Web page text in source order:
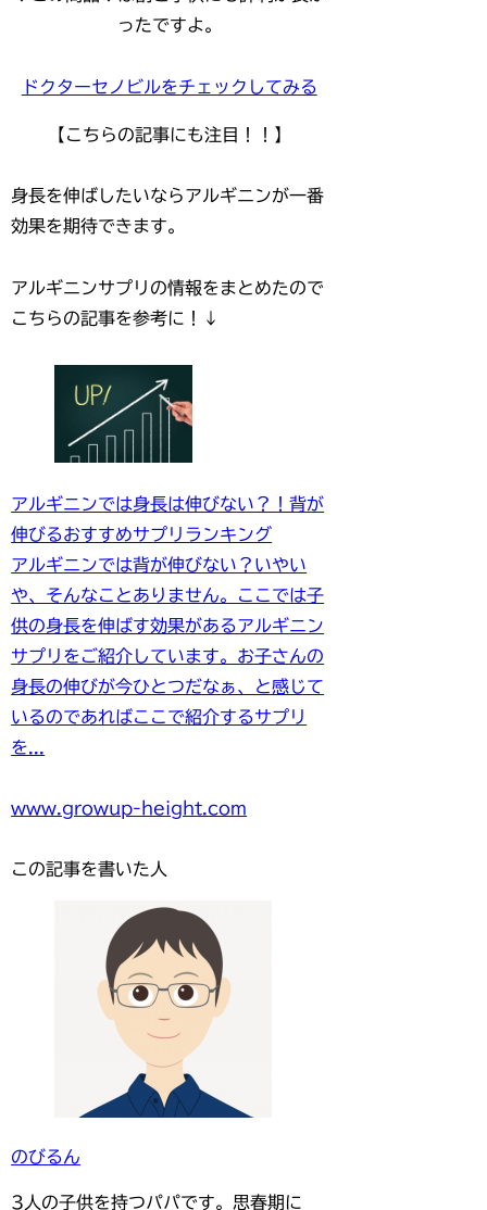
ったですよ。
ドクターセノビルをチェックしてみる
【こちらの記事にも注目！！】
身長を伸ばしたいならアルギニンが一番
効果を期待できます。
アルギニンサプリの情報をまとめたので
こちらの記事を参考に！↓
アルギニンでは身長は伸びない？！背が
伸びるおすすめサプリランキング
アルギニンでは背が伸びない？いやい
や、そんなことありません。ここでは子
供の身長を伸ばす効果があるアルギニン
サプリをご紹介しています。お子さんの
身長の伸びが今ひとつだなぁ、と感じて
いるのであればここで紹介するサプリ
を...
www.growup-height.com
この記事を書いた人
のびるん
3人の子供を持つパパです。思春期に